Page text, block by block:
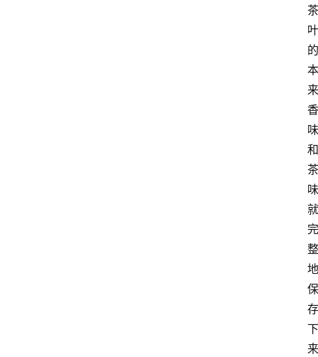
茶
叶
的
本
来
香
味
和
茶
味
就
完
整
地
保
存
下
来